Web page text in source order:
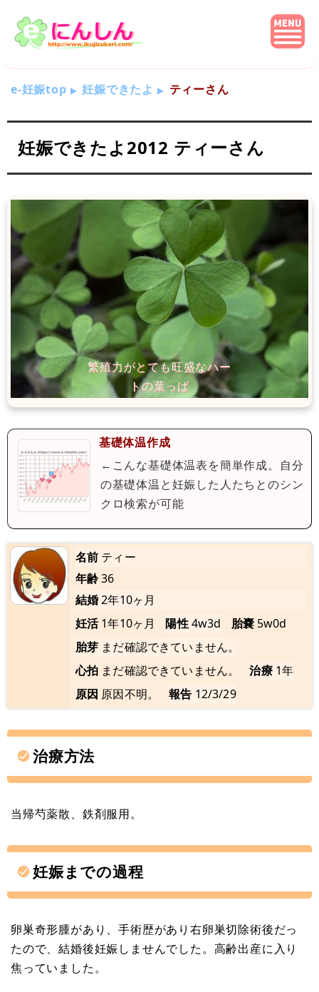
e-妊娠top 妊娠できたよ ティーさん
妊娠できたよ2012 ティーさん
基礎体温作成
←こんな基礎体温表を簡単作成。自分
の基礎体温と妊娠した人たちとのシン
クロ検索が可能
名前 ティー
年齢36
結婚2年10ヶ月
妊活 1年10ヶ月 陽性4w3d 胎嚢 5w0d
胎芽 まだ確認できていません。
心拍 まだ確認できていません。 治療 1年
原因 原因不明。 報告 12/3/29
治療方法
当帰芍薬散、鉄剤服用。
妊娠までの過程
卵巣奇形腫があり、手術歴があり右卵巣切除術後だっ
たので、結婚後妊娠しませんでした。高齢出産に入り
焦っていました。